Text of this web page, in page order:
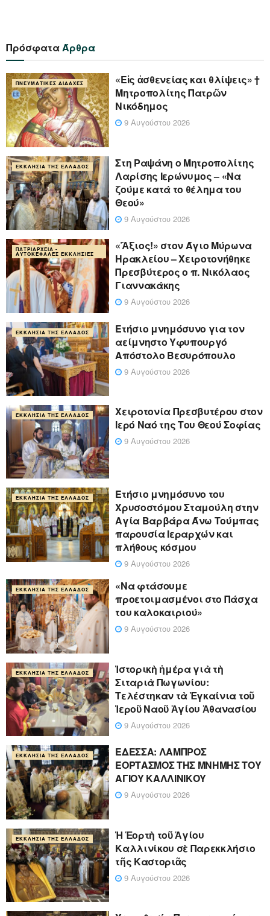
ΠρόσφαταΆρθρα
ΠΝΕΥΜΑΤΙΚΈΣ ΔΙΔΑΧΈΣ
«Eἰς ἀσθενείας και θλίψεις» †
Μητροπολίτης Πατρῶν
Νικόδημος
9 Αυγούστου 2026
ΕΚΚΛΗΣΊΑ ΤΗΣ ΕΛΛΆΔΟΣ
Στη Ραψάνη ο Μητροπολίτης
Λαρίσης Ιερώνυμος – «Να
ζούμε κατά το θέλημα του
Θεού»
9 Αυγούστου 2026
ΠΑΤΡΙΑΡΧΕΊΑ -
ΑΥΤΟΚΈΦΑΛΕΣ ΕΚΚΛΗΣΊΕΣ
«Ἄξιος!» στον Άγιο Μύρωνα
Ηρακλείου – Χειροτονήθηκε
Πρεσβύτερος ο π. Νικόλαος
Γιαννακάκης
9 Αυγούστου 2026
ΕΚΚΛΗΣΊΑ ΤΗΣ ΕΛΛΆΔΟΣ
Ετήσιο μνημόσυνο για τον
αείμνηστο Υφυπουργό
Απόστολο Βεσυρόπουλο
9 Αυγούστου 2026
ΕΚΚΛΗΣΊΑ ΤΗΣ ΕΛΛΆΔΟΣ
Χειροτονία Πρεσβυτέρου στον
Ιερό Ναό της Του Θεού Σοφίας
9 Αυγούστου 2026
ΕΚΚΛΗΣΊΑ ΤΗΣ ΕΛΛΆΔΟΣ
Ετήσιο μνημόσυνο του
Χρυσοστόμου Σταμούλη στην
Αγία Βαρβάρα Άνω Τούμπας
παρουσία Ιεραρχών και
πλήθους κόσμου
9 Αυγούστου 2026
ΕΚΚΛΗΣΊΑ ΤΗΣ ΕΛΛΆΔΟΣ
«Να φτάσουμε
προετοιμασμένοι στο Πάσχα
του καλοκαιριού»
9 Αυγούστου 2026
ΕΚΚΛΗΣΊΑ ΤΗΣ ΕΛΛΆΔΟΣ
Ἱστορικὴ ἡμέρα γιὰ τὴ
Σιταριὰ Πωγωνίου:
Τελέστηκαν τὰ Ἐγκαίνια τοῦ
Ἱεροῦ Ναοῦ Ἁγίου Ἀθανασίου
9 Αυγούστου 2026
ΕΚΚΛΗΣΊΑ ΤΗΣ ΕΛΛΆΔΟΣ
ΕΔΕΣΣΑ: ΛΑΜΠΡΟΣ
ΕΟΡΤΑΣΜΟΣ ΤΗΣ ΜΝΗΜΗΣ ΤΟΥ
ΑΓΙΟΥ ΚΑΛΛΙΝΙΚΟΥ
9 Αυγούστου 2026
ΕΚΚΛΗΣΊΑ ΤΗΣ ΕΛΛΆΔΟΣ
Ἡ Ἑορτὴ τοῦ Ἁγίου
Καλλινίκου σὲ Παρεκκλήσιο
τῆς Καστοριᾶς
9 Αυγούστου 2026